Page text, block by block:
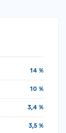
14 %
10 %
3,4 %
3,5 %